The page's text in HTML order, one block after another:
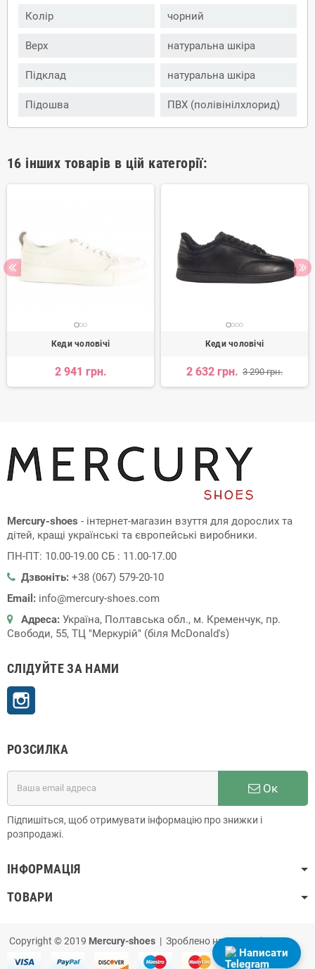
Колір чорний
Верх натуральна шкіра
Підклад натуральна шкіра
Підошва ПВХ (полівінілхлорид)
16 інших товарів в цій категорії:
Кеди чоловічі
2 941 грн.
Кеди чоловічі
2 632 грн. 3 290 грн.
Mercury-shoes - інтернет-магазин взуття для дорослих та
дітей, кращі українські та європейські виробники.
ПН-ПТ: 10.00-19.00 СБ : 11.00-17.00
Дзвоніть: +38 (067) 579-20-10
Email: info@mercury-shoes.com
Адреса: Україна, Полтавська обл., м. Кременчук, пр.
Свободи, 55, ТЦ "Меркурій" (біля McDonald's)
СЛІДУЙТЕ ЗА НАМИ
РОЗСИЛКА
Ок
Підпишіться, щоб отримувати інформацію про знижки і
розпродажі.
ІНФОРМАЦІЯ
ТОВАРИ
Copyright © 2019 Mercury-shoes | Зроблено наPrestaShop
Написати